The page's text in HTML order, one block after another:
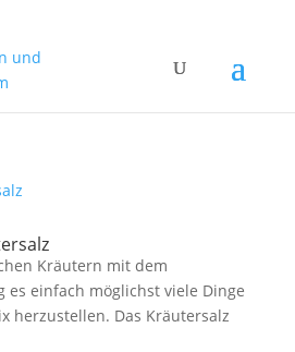
Kräutern mit dem
es einfach möglichst viele Dinge
herzustellen. Das Kräutersalz